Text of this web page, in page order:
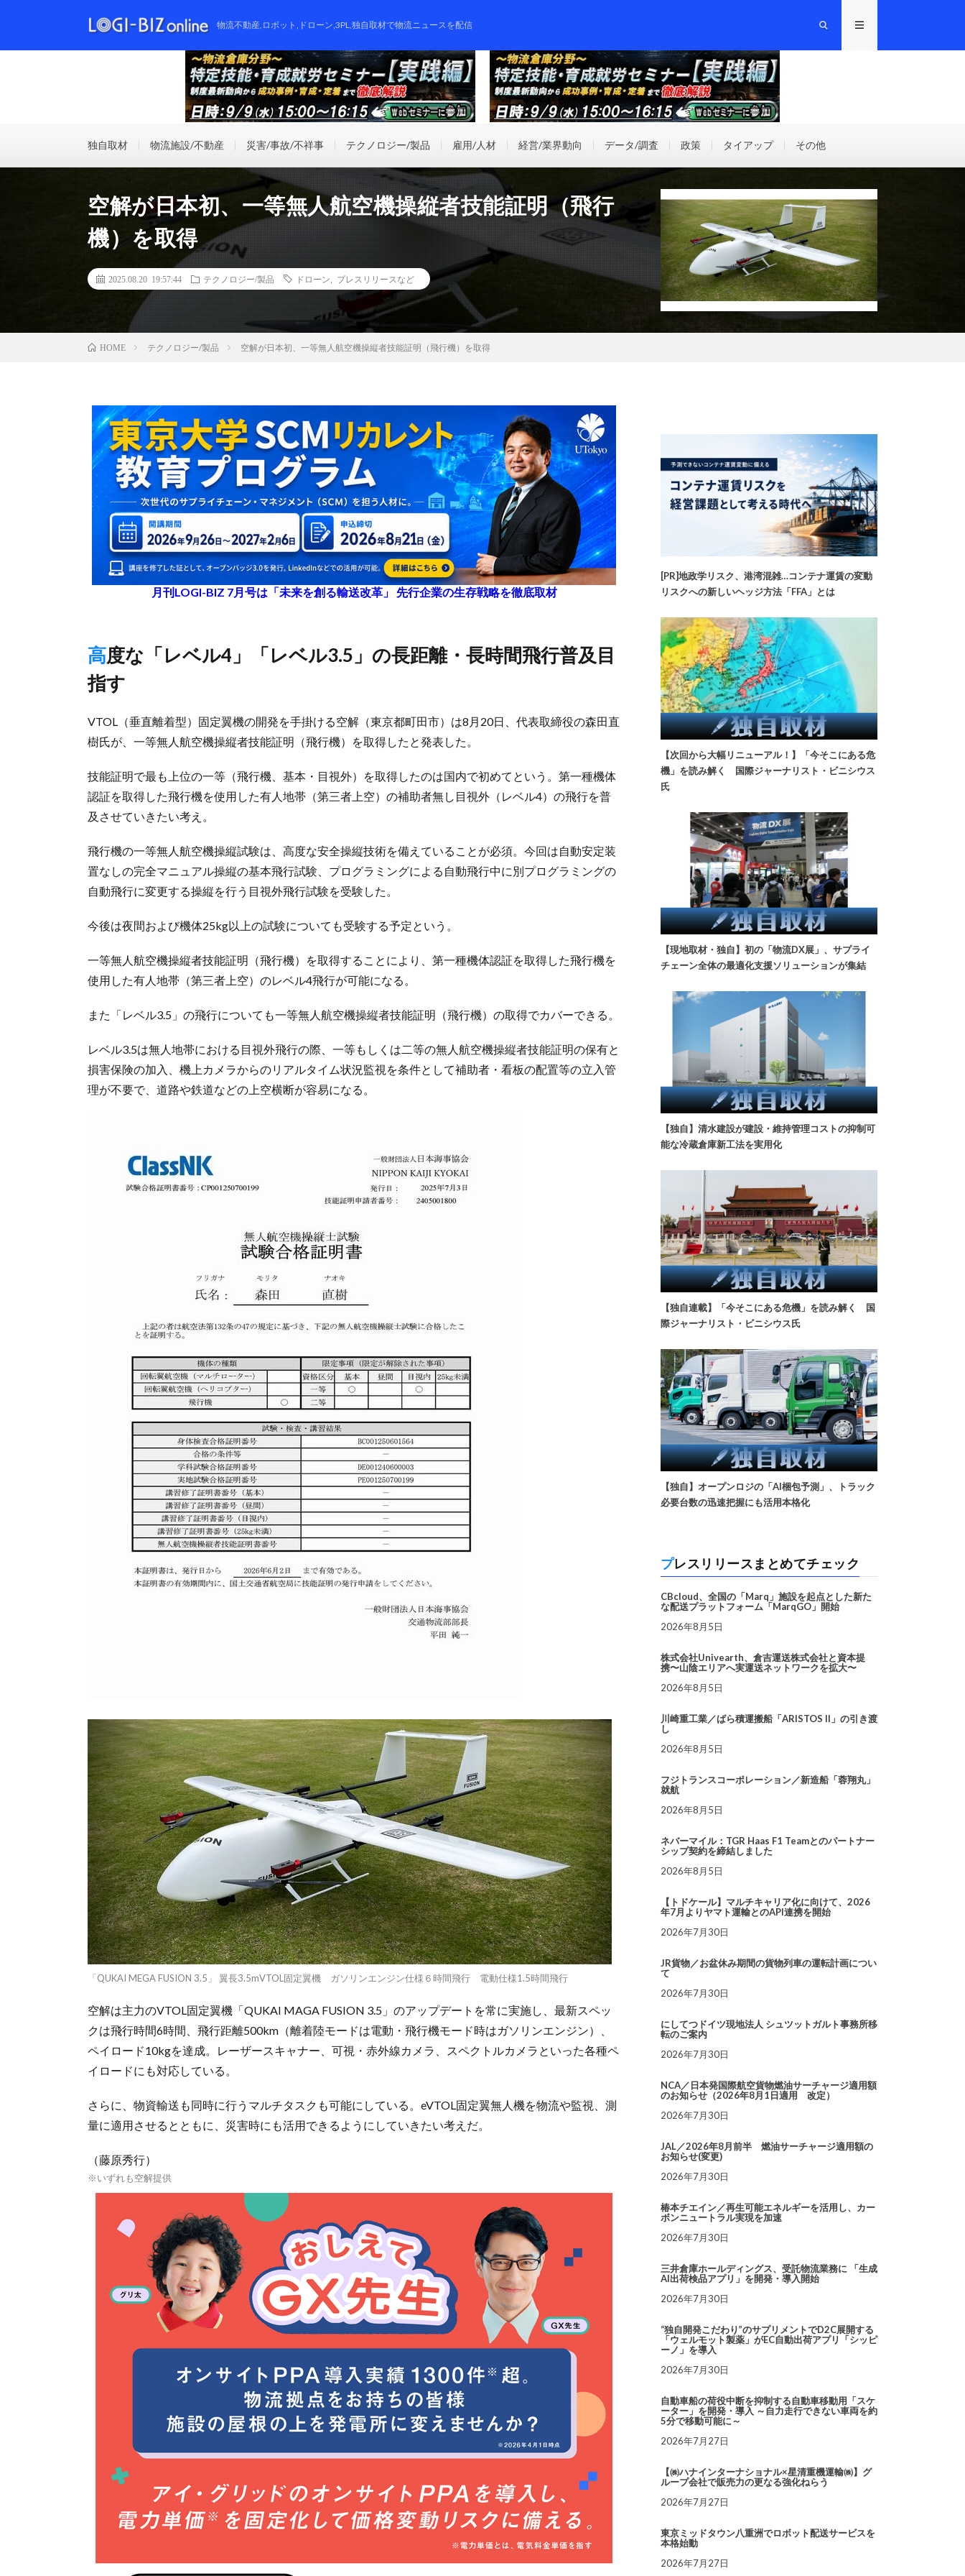
物流不動産,ロボット,ドローン,3PL,独自取材で物流ニュースを配信
独自取材 物流施設/不動産 災害/事故/不祥事 テクノロジー/製品 雇用/人材 経営/業界動向 データ/調査 政策 タイアップ その他
空解が日本初、一等無人航空機操縦者技能証明（飛行
機）を取得
2025.08.20 19:57:44 テクノロジー/製品 ドローン プレスリリースなど
HOME テクノロジー/製品 空解が日本初、一等無人航空機操縦者技能証明（飛行機）を取得
月刊LOGI-BIZ 7月号は「未来を創る輸送改革」 先行企業の生存戦略を徹底取材
高度な「レベル4」「レベル3.5」の長距離・長時間飛行普及目
指す
VTOL（垂直離着型）固定翼機の開発を手掛ける空解（東京都町田市）は8月20日、代表取締役の森田直
樹氏が、一等無人航空機操縦者技能証明（飛行機）を取得したと発表した。
技能証明で最も上位の一等（飛行機、基本・目視外）を取得したのは国内で初めてという。第一種機体
認証を取得した飛行機を使用した有人地帯（第三者上空）の補助者無し目視外（レベル4）の飛行を普
及させていきたい考え。
飛行機の一等無人航空機操縦試験は、高度な安全操縦技術を備えていることが必須。今回は自動安定装
置なしの完全マニュアル操縦の基本飛行試験、プログラミングによる自動飛行中に別プログラミングの
自動飛行に変更する操縦を行う目視外飛行試験を受験した。
今後は夜間および機体25kg以上の試験についても受験する予定という。
一等無人航空機操縦者技能証明（飛行機）を取得することにより、第一種機体認証を取得した飛行機を
使用した有人地帯（第三者上空）のレベル4飛行が可能になる。
また「レベル3.5」の飛行についても一等無人航空機操縦者技能証明（飛行機）の取得でカバーできる。
レベル3.5は無人地帯における目視外飛行の際、一等もしくは二等の無人航空機操縦者技能証明の保有と
損害保険の加入、機上カメラからのリアルタイム状況監視を条件として補助者・看板の配置等の立入管
理が不要で、道路や鉄道などの上空横断が容易になる。
「QUKAI MEGA FUSION 3.5」 翼長3.5mVTOL固定翼機 ガソリンエンジン仕様６時間飛行 電動仕様1.5時間飛行
空解は主力のVTOL固定翼機「QUKAI MAGA FUSION 3.5」のアップデートを常に実施し、最新スペッ
クは飛行時間6時間、飛行距離500km（離着陸モードは電動・飛行機モード時はガソリンエンジン）、
ペイロード10kgを達成。レーザースキャナー、可視・赤外線カメラ、スペクトルカメラといった各種ペ
イロードにも対応している。
さらに、物資輸送も同時に行うマルチタスクも可能にしている。eVTOL固定翼無人機を物流や監視、測
量に適用させるとともに、災害時にも活用できるようにしていきたい考えだ。
（藤原秀行）
※いずれも空解提供
[PR]地政学リスク、港湾混雑…コンテナ運賃の変動
リスクへの新しいヘッジ方法「FFA」とは
【次回から大幅リニューアル！】「今そこにある危
機」を読み解く 国際ジャーナリスト・ビニシウス
氏
【現地取材・独自】初の「物流DX展」、サプライ
チェーン全体の最適化支援ソリューションが集結
【独自】清水建設が建設・維持管理コストの抑制可
能な冷蔵倉庫新工法を実用化
【独自連載】「今そこにある危機」を読み解く 国
際ジャーナリスト・ビニシウス氏
【独自】オープンロジの「AI梱包予測」、トラック
必要台数の迅速把握にも活用本格化
プレスリリースまとめてチェック
CBcloud、全国の「Marq」施設を起点とした新た
な配送プラットフォーム「MarqGO」開始
2026年8月5日
株式会社Univearth、倉吉運送株式会社と資本提
携〜山陰エリアへ実運送ネットワークを拡大〜
2026年8月5日
川崎重工業／ばら積運搬船「ARISTOS II」の引き渡
し
2026年8月5日
フジトランスコーポレーション／新造船「蓉翔丸」
就航
2026年8月5日
ネバーマイル：TGR Haas F1 Teamとのパートナー
シップ契約を締結しました
2026年8月5日
【トドケール】マルチキャリア化に向けて、2026
年7月よりヤマト運輸とのAPI連携を開始
2026年7月30日
JR貨物／お盆休み期間の貨物列車の運転計画につい
て
2026年7月30日
にしてつドイツ現地法人 シュツットガルト事務所移
転のご案内
2026年7月30日
NCA／日本発国際航空貨物燃油サーチャージ適用額
のお知らせ（2026年8月1日適用 改定）
2026年7月30日
JAL／2026年8月前半 燃油サーチャージ適用額の
お知らせ(変更)
2026年7月30日
椿本チエイン／再生可能エネルギーを活用し、カー
ボンニュートラル実現を加速
2026年7月30日
三井倉庫ホールディングス、受託物流業務に 「生成
AI出荷検品アプリ」を開発・導入開始
2026年7月30日
“独自開発こだわり”のサプリメントでD2C展開する
「ウェルモット製薬」がEC自動出荷アプリ「シッピ
ーノ」を導入
2026年7月30日
自動車船の荷役中断を抑制する自動車移動用「スケ
ーター」を開発・導入 ～自力走行できない車両を約
5分で移動可能に～
2026年7月27日
【㈱ハナインターナショナル×星清重機運輸㈱】グ
ループ会社で販売力の更なる強化ねらう
2026年7月27日
東京ミッドタウン八重洲でロボット配送サービスを
本格始動
2026年7月27日